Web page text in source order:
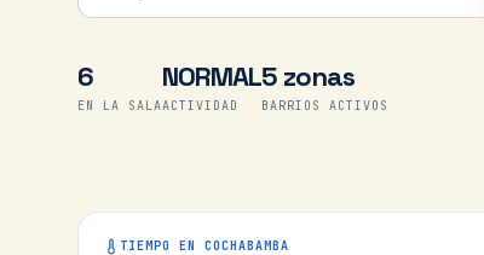
6
EN LA SALA
NORMAL
ACTIVIDAD
5 zonas
BARRIOS ACTIVOS
TIEMPO EN COCHABAMBA